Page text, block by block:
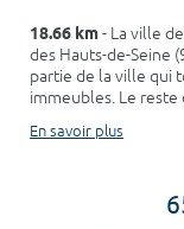
18.66 km- La ville
des Hauts-de-Seine
partie de la ville qui
immeubles. Le reste
En savoir plus